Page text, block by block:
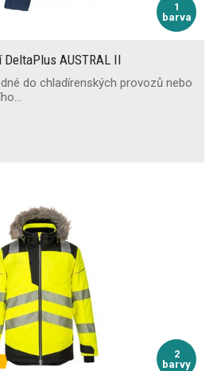
1
barva
AUSTRAL II
do chladírenských provozů nebo
2
barvy